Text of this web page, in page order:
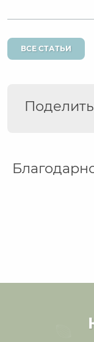
ВСЕ СТАТЬИ